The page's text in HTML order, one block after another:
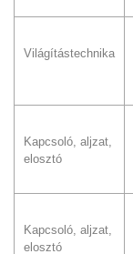
Világítástechnika
Kapcsoló, aljzat,
elosztó
Kapcsoló, aljzat,
elosztó